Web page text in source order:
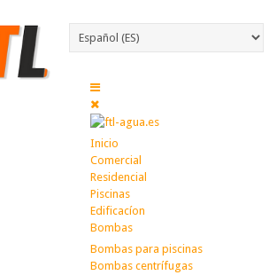
Inicio
Comercial
Residencial
Piscinas
Edificacíon
Bombas
Bombas para piscinas
Bombas centrífugas